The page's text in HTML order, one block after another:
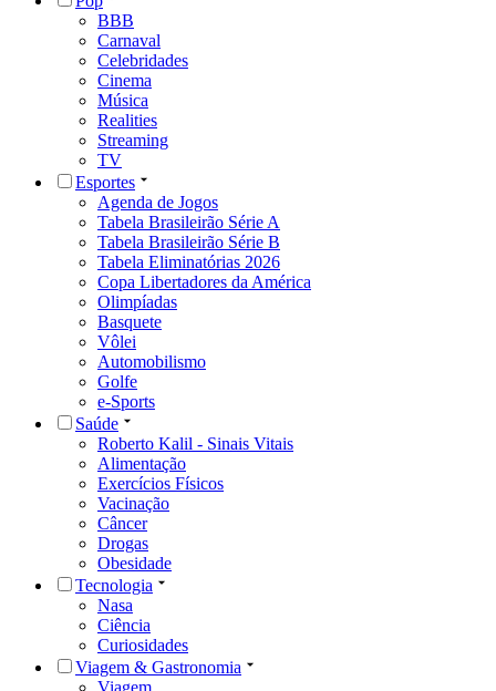
BBB
Carnaval
Celebridades
Cinema
Música
Realities
Streaming
TV
Esportes
Agenda de Jogos
Tabela Brasileirão Série A
Tabela Brasileirão Série B
Tabela Eliminatórias 2026
Copa Libertadores da América
Olimpíadas
Basquete
Vôlei
Automobilismo
Golfe
e-Sports
Saúde
Roberto Kalil - Sinais Vitais
Alimentação
Exercícios Físicos
Vacinação
Câncer
Drogas
Obesidade
Tecnologia
Nasa
Ciência
Curiosidades
Viagem & Gastronomia